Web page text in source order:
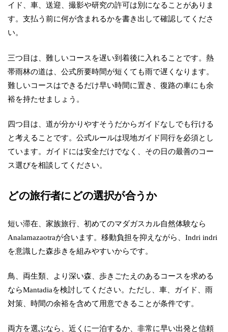
イド、車、送迎、撮影や研究の許可は別になることがありま
す。支払う前に何が含まれるかを書き出して確認してくださ
い。
三つ目は、難しいコースを遅い到着後に入れることです。熱
帯雨林の道は、公式所要時間が短くても雨で遅くなります。
難しいコースはできるだけ早い時間に置き、復路の車にも余
裕を持たせましょう。
四つ目は、道が分かりやすそうだからガイドなしでも行ける
と考えることです。公式ルールは現地ガイド同行を必須とし
ています。ガイドには安全だけでなく、その日の最善のコー
ス選びを相談してください。
どの旅行者にどの選択が合うか
短い滞在、家族旅行、初めてのマダガスカル自然体験なら
Analamazaotraが合います。移動負担を抑えながら、Indri indri
を意識した森歩きを組みやすいからです。
鳥、両生類、より深い森、歩きごたえのあるコースを求める
ならMantadiaを検討してください。ただし、車、ガイド、雨
対策、時間の余裕を含めて用意できることが条件です。
両方を選ぶなら、近くに一泊するか、非常に早い出発と信頼